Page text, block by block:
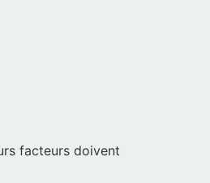
facteurs doivent